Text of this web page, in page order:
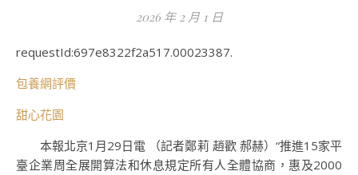
2026 年 2 月 1 日
requestId:697e8322f2a517.00023387.
包養網評價
甜心花園
本報北京1月29日電 （記者鄭莉 趙歡 郝赫）“推進15家平
臺企業周全展開算法和休息規定所有人全體協商，惠及2000